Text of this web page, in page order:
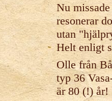
Nu
resonerar
utan
Helt enligt
Olle från
typ 36
är 80 (!) år!